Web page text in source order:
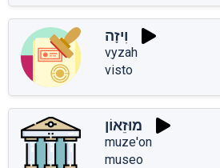
וִיזָה
vִyzah
visto
מוּזֵאוֹן
muze'on
museo